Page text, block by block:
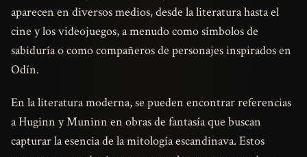
aparecen en diversos medios, desde la literatura hasta el
cine y los videojuegos, a menudo como símbolos de
sabiduría o como compañeros de personajes inspirados en
Odín.
En la literatura moderna, se pueden encontrar referencias
a Huginn y Muninn en obras de fantasía que buscan
capturar la esencia de la mitología escandinava. Estos